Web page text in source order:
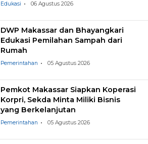
Edukasi 06 Agustus 2026
DWP Makassar dan Bhayangkari
Edukasi Pemilahan Sampah dari
Rumah
Pemerintahan 05 Agustus 2026
Pemkot Makassar Siapkan Koperasi
Korpri, Sekda Minta Miliki Bisnis
yang Berkelanjutan
Pemerintahan 05 Agustus 2026